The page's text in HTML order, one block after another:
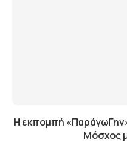
Η εκπομπή
Μόσχος